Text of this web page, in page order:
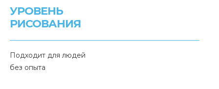
УРОВЕНЬ
РИСОВАНИЯ
Подходит для людей
без опыта